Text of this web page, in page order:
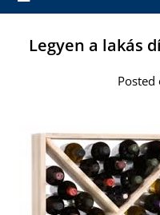
Legyen a lakás